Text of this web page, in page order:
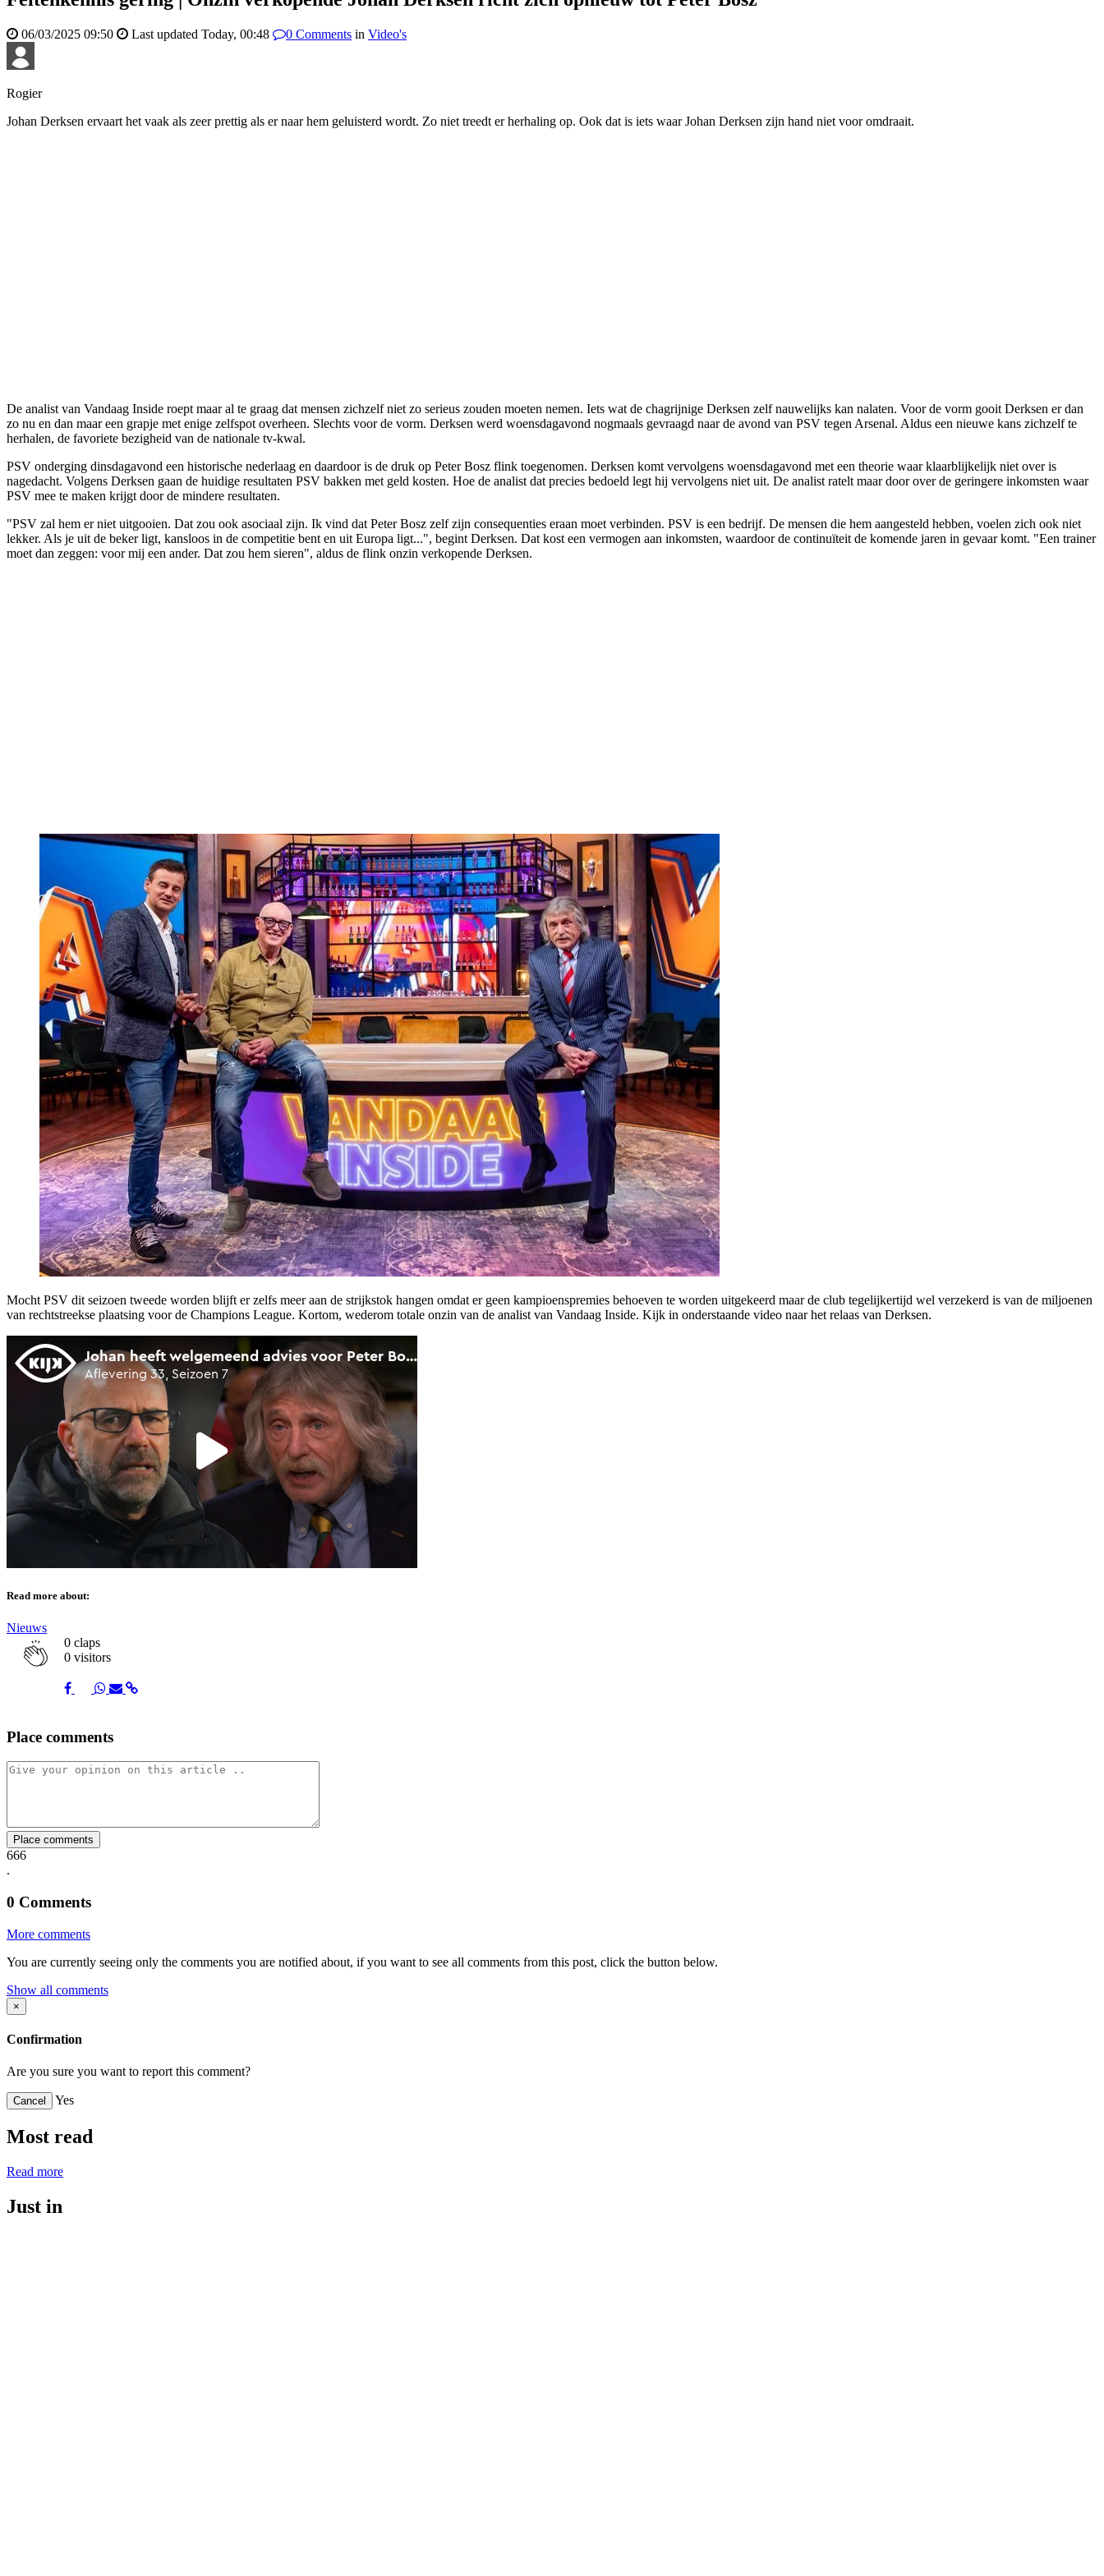
06/03/2025 09:50 Last updated Today, 00:48 0 Comments in Video's
Rogier
Johan Derksen ervaart het vaak als zeer prettig als er naar hem geluisterd wordt. Zo niet treedt er herhaling op. Ook dat is iets waar Johan Derksen zijn hand niet voor omdraait.
De analist van Vandaag Inside roept maar al te graag dat mensen zichzelf niet zo serieus zouden moeten nemen. Iets wat de chagrijnige Derksen zelf nauwelijks kan nalaten. Voor de vorm gooit Derksen er dan
zo nu en dan maar een grapje met enige zelfspot overheen. Slechts voor de vorm. Derksen werd woensdagavond nogmaals gevraagd naar de avond van PSV tegen Arsenal. Aldus een nieuwe kans zichzelf te
herhalen, de favoriete bezigheid van de nationale tv-kwal.
PSV onderging dinsdagavond een historische nederlaag en daardoor is de druk op Peter Bosz flink toegenomen. Derksen komt vervolgens woensdagavond met een theorie waar klaarblijkelijk niet over is
nagedacht. Volgens Derksen gaan de huidige resultaten PSV bakken met geld kosten. Hoe de analist dat precies bedoeld legt hij vervolgens niet uit. De analist ratelt maar door over de geringere inkomsten waar
PSV mee te maken krijgt door de mindere resultaten.
"PSV zal hem er niet uitgooien. Dat zou ook asociaal zijn. Ik vind dat Peter Bosz zelf zijn consequenties eraan moet verbinden. PSV is een bedrijf. De mensen die hem aangesteld hebben, voelen zich ook niet
lekker. Als je uit de beker ligt, kansloos in de competitie bent en uit Europa ligt...", begint Derksen. Dat kost een vermogen aan inkomsten, waardoor de continuïteit de komende jaren in gevaar komt. "Een trainer
moet dan zeggen: voor mij een ander. Dat zou hem sieren", aldus de flink onzin verkopende Derksen.
Mocht PSV dit seizoen tweede worden blijft er zelfs meer aan de strijkstok hangen omdat er geen kampioenspremies behoeven te worden uitgekeerd maar de club tegelijkertijd wel verzekerd is van de miljoenen
van rechtstreekse plaatsing voor de Champions League. Kortom, wederom totale onzin van de analist van Vandaag Inside. Kijk in onderstaande video naar het relaas van Derksen.
Read more about:
Nieuws
0 claps
0 visitors
Share
on
Share
on
Share
on
ShareShare
Place comments
Place comments
666
.
0 Comments
More comments
You are currently seeing only the comments you are notified about, if you want to see all comments from this post, click the button below.
Show all comments
×
Confirmation
Are you sure you want to report this comment?
Cancel Yes
Most read
Read more
Just in